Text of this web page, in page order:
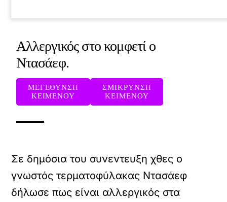
Αλλεργικός στο κομφετί ο
Ντασάεφ.
ΜΕΓΕΘΥΝΣΗ
ΚΕΙΜΕΝΟΥ
ΣΜΙΚΡΥΝΣΗ
ΚΕΙΜΕΝΟΥ
Σε δημόσια του συνεντευξη χθες ο
γνωστός τερματοφύλακας Ντασάεφ
δήλωσε πως είναι αλλεργικός στα